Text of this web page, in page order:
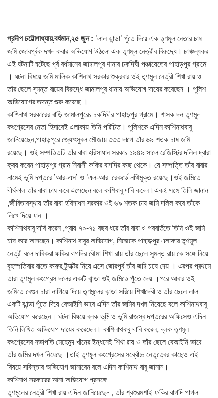
প্রদীপ চট্টোপাধ্যায়,বর্ধমান,২৫ জুন : ’লাল ঝান্ডা’ পুঁতে দিয়ে এক তৃণমূল নেতার চাষ
জমি জোরপূর্বক দখল করার অভিযোগ উঠলো এক তৃণমূল নেত্রীর বিরুদ্ধে। চাঞ্চল্যকর
এই ঘটনাটি ঘটেছে পূর্ব বর্ধমানের জামালপুর থানার চকদিঘী পঞ্চায়েতের পাহাড়পুর গ্রামে
। ঘটনা বিষয়ে জমি মালিক কাশিনাথ সরকার শুক্রবার ওই তৃণমূল নেত্রী শিখা রায় ও
তাঁর ছেলে সুমন্ত রায়ের বিরুদ্ধে জামালপুর থানায় অভিযোগ দায়ের করেছেন । পুলিশ
অভিযোগের তদন্ত শুরু করেছে ।
কাশিনাথ সরকারের বাড়ি জামালপুরের চকদিঘীর পাহাড়পুর গ্রামে। শাসক দল তৃণমূল
কংগ্রেসের নেতা হিসাবেই এলাকায় তিনি পরিচিত। পুলিশকে এদিন কাশিনাথবাবু
জানিয়েছেন,পাহাড়পুরে জ্যোৎসুবল মৌজায় ৩৩৩ দাগে তাঁর ৬৯ শতক চাষ জমি
রয়েছে। ওই সম্পত্তিটি তাঁর বাবা হরিসাধান সরকার ১৯৪৯ সালে রেজিস্ট্রি দলিল দ্বারা
ক্রয় করেন পাহাড়পুর গ্রাম নিবাসী ফকির বাগদির কাছ থেকে। যে সম্পত্তি তাঁর বাবার
নামেই ভূমি দপ্তরে ’আর-এস’ ও ’এল-আর’ রেকর্ডে নথিমুক্ত রয়েছে।ওই জমিতে
দীর্ঘকাল তাঁর বাবা চাষ করে এসেছেন বলে কাশিবাবু দাবি করেন।একই সঙ্গে তিনি জানান
,জীবিতাবস্থায় তাঁর বাবা হরিসাধন সরকার ওই ৬৯ শতক চাষ জমি দলিল করে তাঁকে
লিখে দিয়ে যান ।
কাশিনাথবাবু দাবি করেন ,প্রায় ৭০-৭১ বছর ধরে তাঁর বাবা ও পরবর্তিতে তিনি ওই জমি
চাষ করে আসছেন। কাশিনাথ বাবুর অভিযোগ, নিজেকে পাহাড়পুর এলাকার তৃণমূল
নেত্রী বলে দাবিকরা ফকির বাগদির বৌমা শিখা রায় তাঁর ছেলে সুমন্ত রায় কে সঙ্গে নিয়ে
বৃহস্পতিবার রাতে কারুর ট্র্যাক্টর নিয়ে এসে জোরপূর্ব তাঁর জমি চষে দেয় । এরপর প্রথমে
তারা তৃণমূল কংগ্রেস দলের একটি ঝান্ডা ওই জমিতে পুঁতে দেয় ।পরে আবার ওই
জমিতে বেগুন চারা লাগিয়ে দিয়ে তৃণমূলের ঝান্ডা সরিয়ে শিখাদেবী ও তাঁর ছেলে লাল
একটি ঝান্ডা পুঁতে দিয়ে বেআইনি ভাবে এদিন তাঁর জমির দখল নিয়েছে বলে কাশিনাথবাবু
অভিযোগ করেছেন। ঘটনা বিষয়ে ব্লক ভূমি ও ভূমি রাজস্ব দপ্তরের অফিসেও এদিন
তিনি লিখিত অভিযোগ দায়ের করেছেন। কাশিনাথবাবু দাবি করেন, ব্লক তৃণমূল
কংগ্রেসের সভাপতি মেহেমুদ খাঁনের ইন্ধনেই শিখা রায় ও তাঁর ছেলে বেআইনি ভাবে
তাঁর জমির দখল নিয়েছে ।তাই তৃণমূল কংগ্রেসের সর্ব্বোচ্চ নেতৃত্বের কাছেও এই
বিষয়ে সবিস্তার অভিযোগ জানাবেন বলে এদিন কাশিনাথ বাবু জানান।
কাশিনাথ সরকারের আনা অভিযোগ প্রসঙ্গে
তৃণমূলের নেত্রী শিখা রায় এদিন জানিয়েছেন , তাঁর শ্বশুরমশাই ফকির বাগদি পাগল